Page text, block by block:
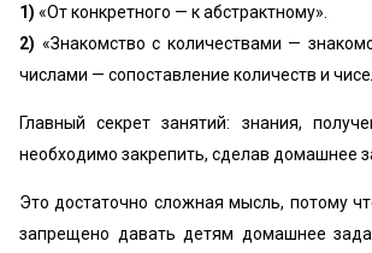
1) «‎От конкретного — к абстрактному».
2) «‎Знакомство с количествами —
числами — сопоставление количеств и
Главный секрет занятий: знания,
необходимо закрепить, сделав домашнее
Это достаточно сложная мысль, потому
запрещено давать детям домашнее